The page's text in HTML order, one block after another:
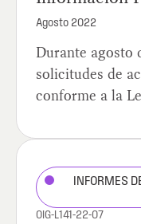
Agosto 2022
Durante agosto
solicitudes de
conforme a la
INFORMES
OIG-L141-22-07